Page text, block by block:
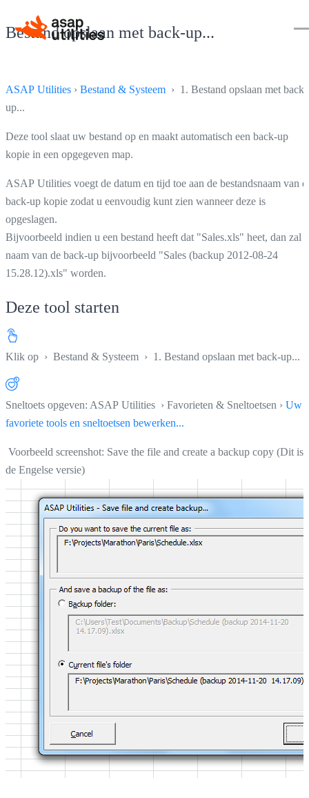
Bestand opslaan met back-up...
ASAP Utilities › Bestand & Systeem › 1. Bestand opslaan met back-
up...
Deze tool slaat uw bestand op en maakt automatisch een back-up
kopie in een opgegeven map.
ASAP Utilities voegt de datum en tijd toe aan de bestandsnaam van
back-up kopie zodat u eenvoudig kunt zien wanneer deze is
opgeslagen.
Bijvoorbeeld indien u een bestand heeft dat "Sales.xls" heet, dan zal
naam van de back-up bijvoorbeeld "Sales (backup 2012-08-24
15.28.12).xls" worden.
Deze tool starten
Klik op › Bestand & Systeem › 1. Bestand opslaan met back-up...
Sneltoets opgeven: ASAP Utilities › Favorieten & Sneltoetsen › Uw
favoriete tools en sneltoetsen bewerken...
Voorbeeld screenshot: Save the file and create a backup copy (Dit is
de Engelse versie)